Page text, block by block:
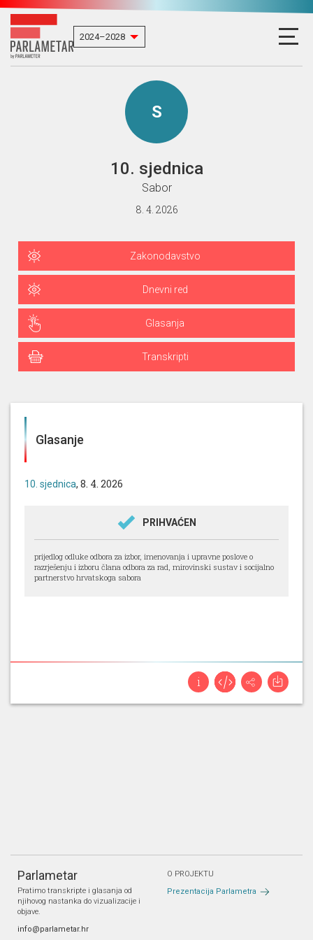
S
10. sjednica
Sabor
8. 4. 2026
Zakonodavstvo
Dnevni red
Glasanja
Transkripti
Glasanje
10. sjednica, 8. 4. 2026
PRIHVAĆEN
prijedlog odluke odbora za izbor, imenovanja i upravne poslove o
razrješenju i izboru člana odbora za rad, mirovinski sustav i socijalno
partnerstvo hrvatskoga sabora
Parlametar
Pratimo transkripte i glasanja od
njihovog nastanka do vizualizacije i
objave.
info@parlametar.hr
O PROJEKTU
Prezentacija Parlametra